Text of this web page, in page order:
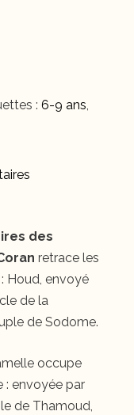
: 6-9 ans
des
retrace les
Houd, envoyé
de la
de Sodome.
occupe
: envoyée par
de Thamoud,